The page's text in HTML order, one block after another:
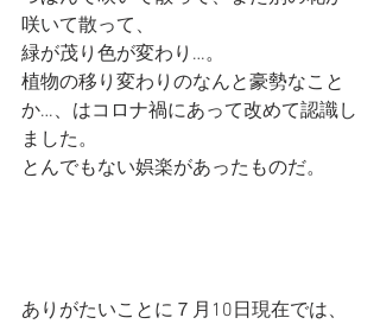
咲いて散って、
緑が茂り色が変わり…。
植物の移り変わりのなんと豪勢なこと
か…、はコロナ禍にあって改めて認識し
ました。
とんでもない娯楽があったものだ。
ありがたいことに７月10日現在では、